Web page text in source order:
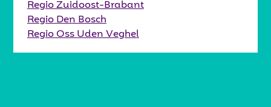
Regio Zuidoost-Brabant
Regio Den Bosch
Regio Oss Uden Veghel